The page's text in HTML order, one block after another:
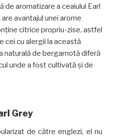
de aromatizare a ceaiului Earl
avantajul unei arome
citrice propriu-zise, astfel
cei cu alergii la această
naturală de bergamotă diferă
unde a fost cultivată și de
Grey
de către englezi, el nu